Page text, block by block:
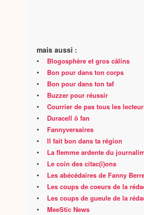
mais aussi :
• Blogosphère et gros câlins
• Bon pour dans ton corps
• Bon pour dans ton taf
• Buzzer pour réussir
• Courrier de pas tous les
• Duracell ô fan
• Fannyversaires
• Il fait bon dans ta région
• La flemme ardente du
• Le coin des citac(i)ons
• Les abécédaires de Fanny
• Les coups de coeurs de la
• Les coups de gueule de la
• MeeStic News